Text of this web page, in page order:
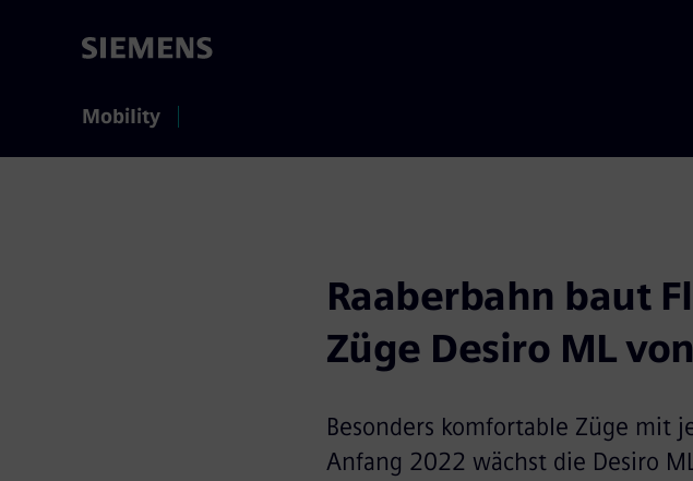
Mobility
Raaberbahn baut
Züge Desiro ML
Besonders komfortable Züge mit
Anfang 2022 wächst die Desiro